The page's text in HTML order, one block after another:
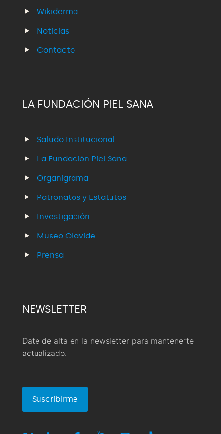
Wikiderma
Noticias
Contacto
LA FUNDACIÓN PIEL SANA
Saludo Institucional
La Fundación Piel Sana
Organigrama
Patronatos y Estatutos
Investigación
Museo Olavide
Prensa
NEWSLETTER
Date de alta en la newsletter para mantenerte
actualizado.
Suscribirme